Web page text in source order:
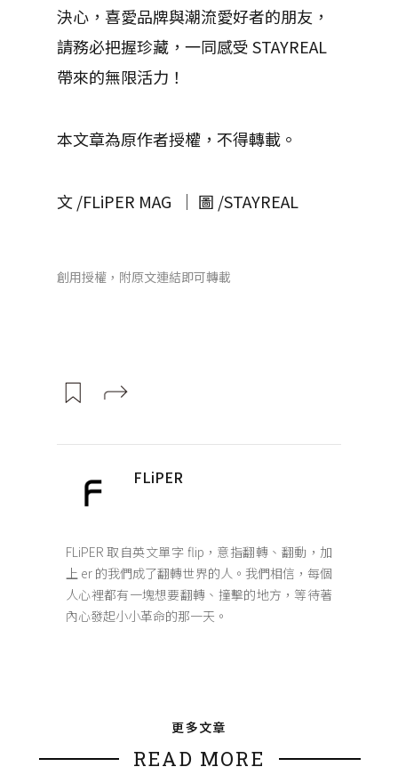
決心，喜愛品牌與潮流愛好者的朋友，
請務必把握珍藏，一同感受 STAYREAL
帶來的無限活力！
本文章為原作者授權，不得轉載。
文 /FLiPER MAG │ 圖 /STAYREAL
創用授權，附原文連結即可轉載
FLiPER
FLiPER 取自英文單字 flip，意指翻轉、翻動，加
上 er 的我們成了翻轉世界的人。我們相信，每個
人心裡都有一塊想要翻轉、撞擊的地方，等待著
內心發起小小革命的那一天。
更多文章
READ MORE